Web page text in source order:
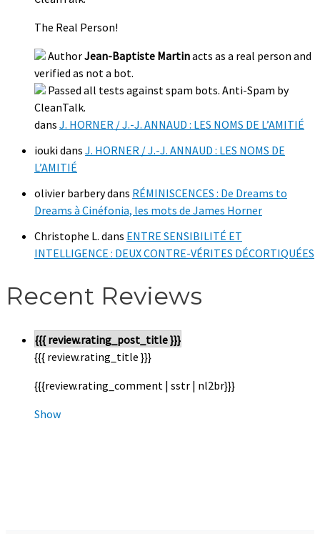
The Real Person!
AuthorJean-Baptiste Martinacts as a real person and
verified as not a bot.
Passed all tests against spam bots. Anti-Spam by
CleanTalk.
dans J. HORNER / J.-J. ANNAUD : LES NOMS DE L’AMITIÉ
ioukidans J. HORNER / J.-J. ANNAUD : LES NOMS DE
L’AMITIÉ
olivier barberydans RÉMINISCENCES : De Dreams to
Dreams à Cinéfonia, les mots de James Horner
Christophe L. dans ENTRE SENSIBILITÉ ET
INTELLIGENCE : DEUX CONTRE-VÉRITES DÉCORTIQUÉES
Recent Reviews
{{{ review.rating_post_title }}}
{{{ review.rating_title }}}
{{{review.rating_comment | sstr | nl2br}}}
Show